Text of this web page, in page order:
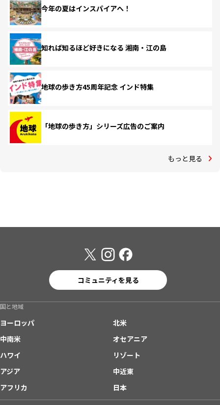
今年の夏はインスパイアへ！
知れば知るほど好きになる 湘南・江の島
地球の歩き方45周年記念 インド特集
「地球の歩き方」シリーズ広告のご案内
もっと見る
コミュニティを見る
国と地域
ヨーロッパ
北米
中南米
オセアニア
ハワイ
リゾート
アジア
中近東
アフリカ
日本